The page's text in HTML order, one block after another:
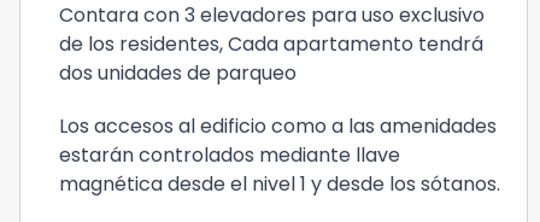
Contara con 3 elevadores para uso exclusivo
de los residentes, Cada apartamento tendrá
dos unidades de parqueo
Los accesos al edificio como a las amenidades
estarán controlados mediante llave
magnética desde el nivel 1 y desde los sótanos.